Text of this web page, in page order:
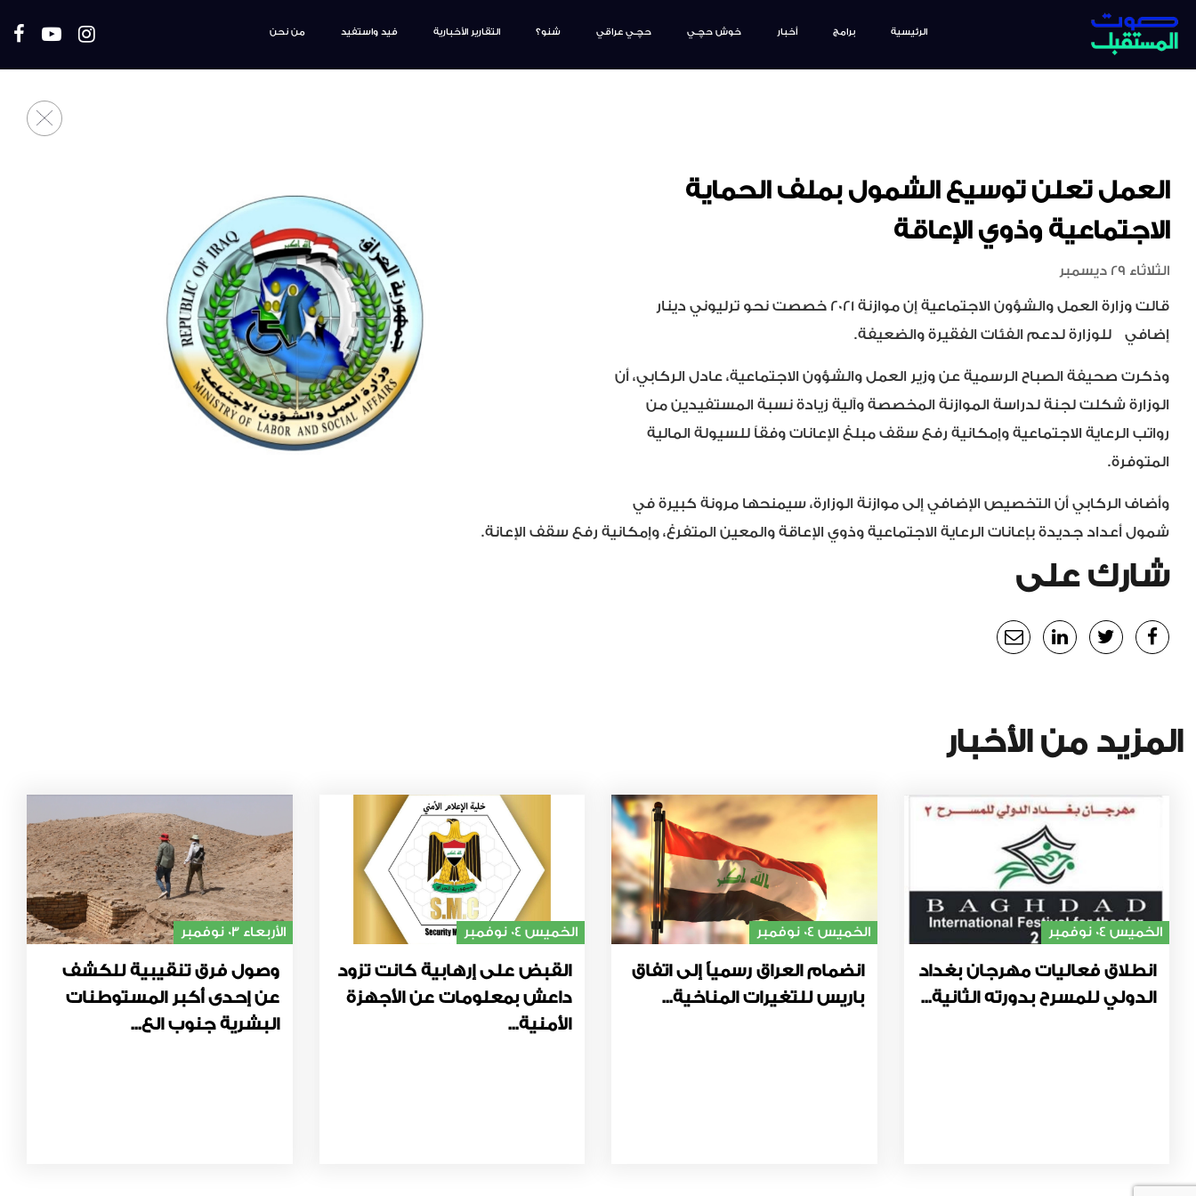
الرئيسية برامج أخبار خوش حچـي حچـي عراقي شنو؟ التقارير الأخبارية فيد واستفيد من نحن
العمل تعلن توسيع الشمول بملف الحماية
الاجتماعية وذوي الإعاقة
الثلاثاء 29 ديسمبر
قالت وزارة العمل والشؤون الاجتماعية إن موازنة 2021 خصصت نحو ترليوني دينار
إضافي للوزارة لدعم الفئات الفقيرة والضعيفة.
وذكرت صحيفة الصباح الرسمية عن وزير العمل والشؤون الاجتماعية، عادل الركابي، أن
الوزارة شكلت لجنة لدراسة الموازنة المخصصة وآلية زيادة نسبة المستفيدين من
رواتب الرعاية الاجتماعية وإمكانية رفع سقف مبلغ الإعانات وفقاً للسيولة المالية
المتوفرة.
وأضاف الركابي أن التخصيص الإضافي إلى موازنة الوزارة، سيمنحها مرونة كبيرة في
شمول أعداد جديدة بإعانات الرعاية الاجتماعية وذوي الإعاقة والمعين المتفرغ، وإمكانية رفع سقف الإعانة.
شارك على
المزيد من الأخبار
الخميس 04 نوفمبر
انطلاق فعاليات مهرجان بغداد
الدولي للمسرح بدورته الثانية...
الخميس 04 نوفمبر
انضمام العراق رسمياً إلى اتفاق
باريس للتغيرات المناخية...
الخميس 04 نوفمبر
القبض على إرهابية كانت تزود
داعش بمعلومات عن الأجهزة
الأمنية...
الأربعاء 03 نوفمبر
وصول فرق تنقيبية للكشف
عن إحدى أكبر المستوطنات
البشرية جنوب الع...